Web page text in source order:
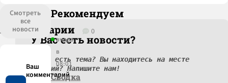
Комментарии 0
Рекомендуем
Смотреть
все
новости
вчера
в
08:01
Сводка
У Вас есть новости?
У вас есть тема? Вы находитесь на месте
событий? Напишите нам!